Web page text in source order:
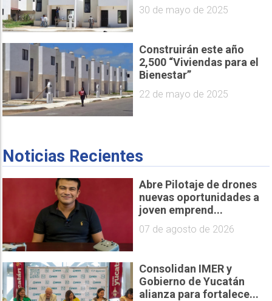
30 de mayo de 2025
Construirán este año
2,500 “Viviendas para el
Bienestar”
22 de mayo de 2025
Noticias Recientes
Abre Pilotaje de drones
nuevas oportunidades a
joven emprend...
07 de agosto de 2026
Consolidan IMER y
Gobierno de Yucatán
alianza para fortalece...